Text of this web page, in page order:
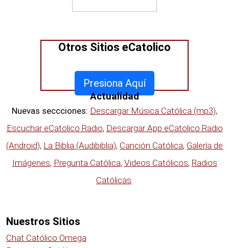
Otros Sitios eCatolico
Presiona Aquí
Actualidad
Nuevas seccciones: Descargar Música Católica (mp3),
Escuchar eCatolico Radio, Descargar App eCatolico Radio
(Android), La Biblia (Audibiblia), Canción Católica, Galería de
Imágenes, Pregunta Católica, Videos Católicos, Radios
Católicas
Nuestros Sitios
Chat Católico Omega